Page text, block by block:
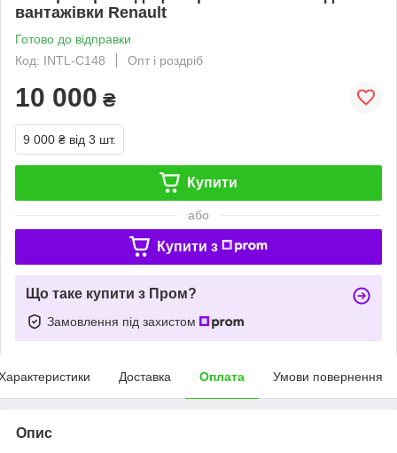
вантажiвки Renault
Готово до відправки
Код: INTL-C148
Опт і роздріб
10 000 ₴
9 000 ₴ від 3 шт.
Купити
або
Купити з
Що таке купити з Пром?
Замовлення під захистом
Доставка Оплата Умови повернення
Опис